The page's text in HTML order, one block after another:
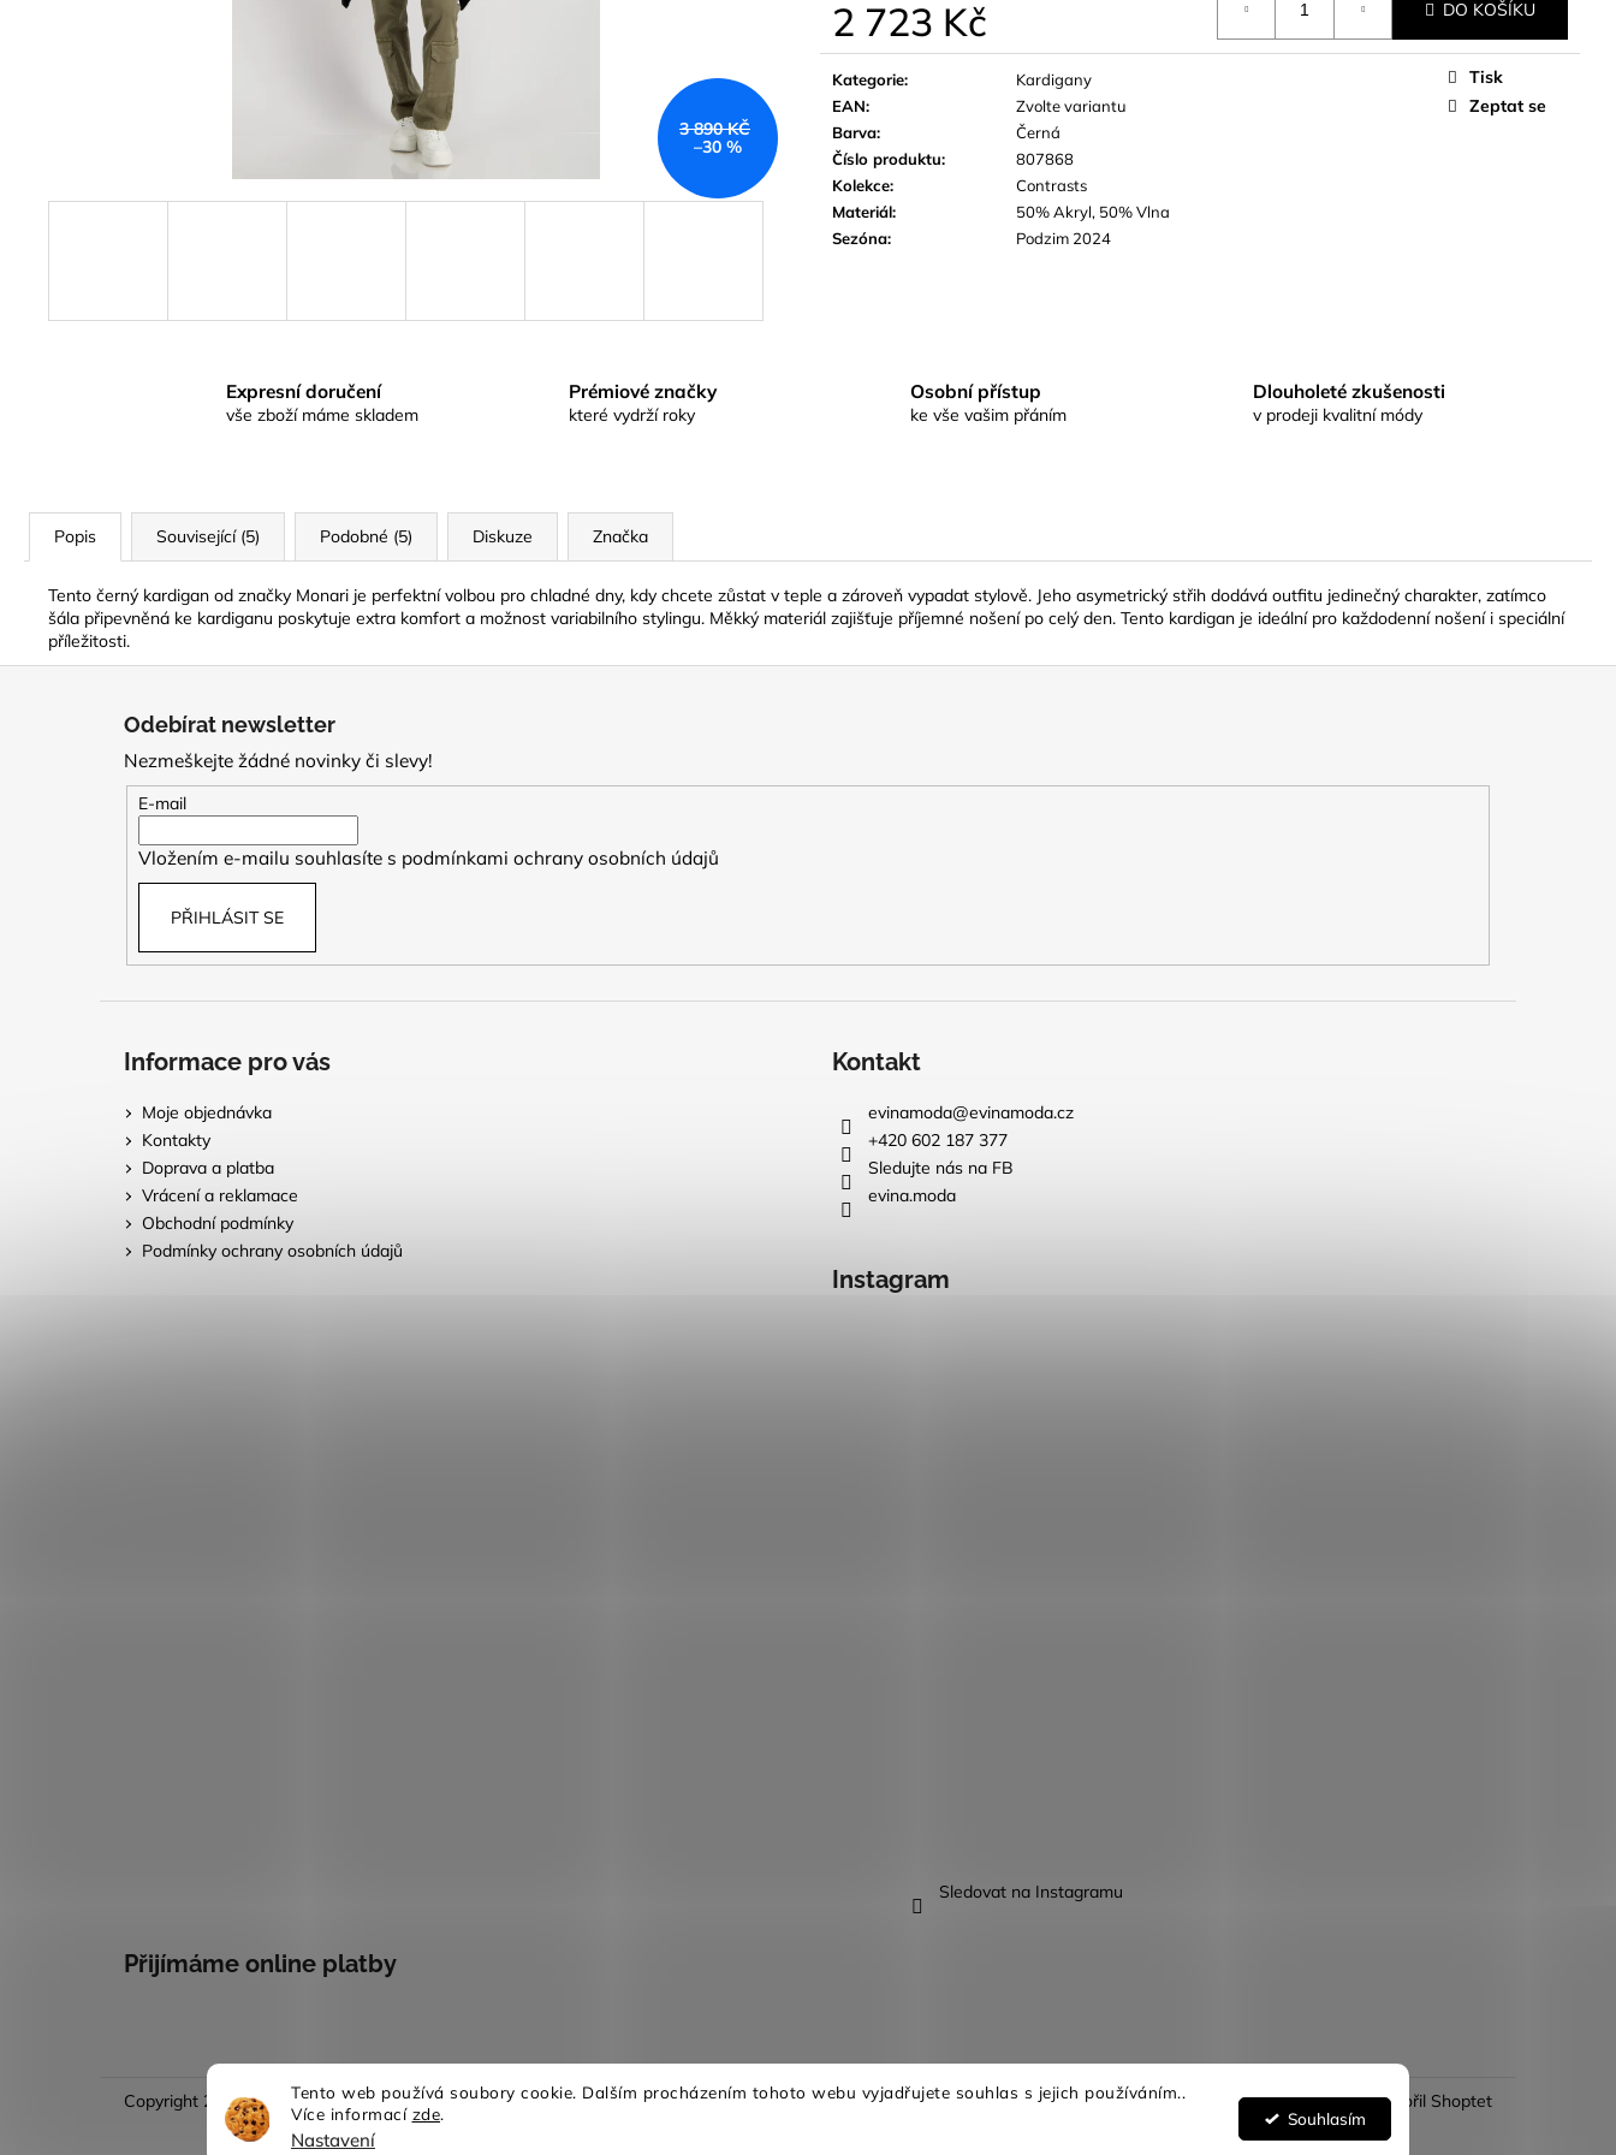
Tento web používá soubory cookie. Dalším procházením tohoto webu vyjadřujete souhlas s jejich používáním..
Více informací zde.
Nastavení
Souhlasím
2 723 Kč
Měrná
cena:
DO KOŠÍKU
Kategorie:
Kardigany
EAN:
Zvolte variantu
Barva:
Černá
Číslo produktu:
807868
Kolekce:
Contrasts
Materiál:
50% Akryl, 50% Vlna
Sezóna: Podzim 2024
Tisk
Zeptat se
3 890 KČ
–30 %
Expresní doručení
vše zboží máme skladem
Prémiové značky
které vydrží roky
Osobní přístup
ke vše vašim přáním
Dlouholeté zkušenosti
v prodeji kvalitní módy
Popis Související (5) Podobné (5) Diskuze Značka
Tento černý kardigan od značky Monari je perfektní volbou pro chladné dny, kdy chcete zůstat v teple a zároveň vypadat stylově. Jeho asymetrický střih dodává outfitu jedinečný charakter, zatímco
šála připevněná ke kardiganu poskytuje extra komfort a možnost variabilního stylingu. Měkký materiál zajišťuje příjemné nošení po celý den. Tento kardigan je ideální pro každodenní nošení i speciální
příležitosti.
Odebírat newsletter
Nezmeškejte žádné novinky či slevy!
E-mail
Vložením e-mailu souhlasíte s podmínkami ochrany osobních údajů
PŘIHLÁSIT SE
Informace pro vás
Moje objednávka
Kontakty
Doprava a platba
Vrácení a reklamace
Obchodní podmínky
Podmínky ochrany osobních údajů
Kontakt
evinamoda@evinamoda.cz
+420 602 187 377
Sledujte nás na FB
evina.moda
Instagram
Sledovat na Instagramu
Přijímáme online platby
Vytvořil Shoptet
Copyright 2026Evina móda . Všechna práva vyhrazena.Upravit nastavení cookies